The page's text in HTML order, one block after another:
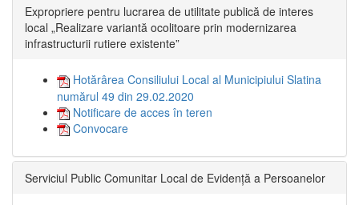
Expropriere pentru lucrarea de utilitate publică de interes
local „Realizare variantă ocolitoare prin modernizarea
infrastructurii rutiere existente”
Hotărârea Consiliului Local al Municipiului Slatina
numărul 49 din 29.02.2020
Notificare de acces în teren
Convocare
Serviciul Public Comunitar Local de Evidență a Persoanelor